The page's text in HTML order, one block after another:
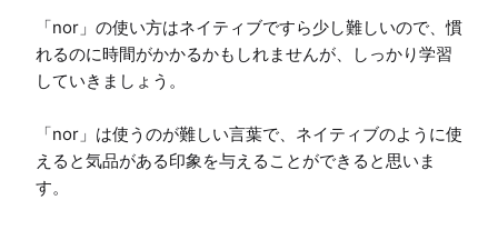
M
「nor」の使い方はネイティブですら少し難しいので、慣
れるのに時間がかかるかもしれませんが、しっかり学習
していきましょう。
「nor」は使うのが難しい言葉で、ネイティブのように使
えると気品がある印象を与えることができると思いま
す。